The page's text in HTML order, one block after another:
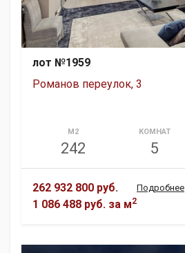
лот №1959
Романов переулок, 3
М2
242
КОМНАТ
5
262 932 800 руб.
1 086 488 руб. за м2
Подробнее